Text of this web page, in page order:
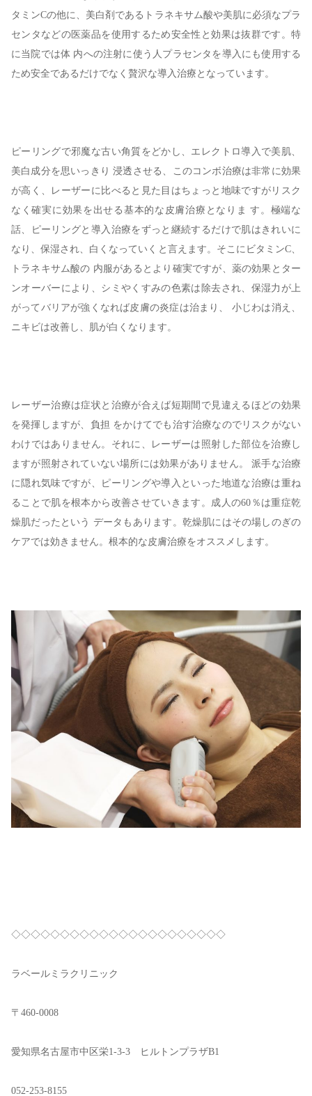
タミンCの他に、美白剤であるトラネキサム酸や美肌に必須なプラ
センタなどの医薬品を使用するため安全性と効果は抜群です。特
に当院では体 内への注射に使う人プラセンタを導入にも使用する
ため安全であるだけでなく贅沢な導入治療となっています。
ピーリングで邪魔な古い角質をどかし、エレクトロ導入で美肌、
美白成分を思いっきり 浸透させる、このコンボ治療は非常に効果
が高く、レーザーに比べると見た目はちょっと地味ですがリスク
なく確実に効果を出せる基本的な皮膚治療となりま す。極端な
話、ピーリングと導入治療をずっと継続するだけで肌はきれいに
なり、保湿され、白くなっていくと言えます。そこにビタミンC、
トラネキサム酸の 内服があるとより確実ですが、薬の効果とター
ンオーバーにより、シミやくすみの色素は除去され、保湿力が上
がってバリアが強くなれば皮膚の炎症は治まり、 小じわは消え、
ニキビは改善し、肌が白くなります。
レーザー治療は症状と治療が合えば短期間で見違えるほどの効果
を発揮しますが、負担 をかけてでも治す治療なのでリスクがない
わけではありません。それに、レーザーは照射した部位を治療し
ますが照射されていない場所には効果がありません。 派手な治療
に隠れ気味ですが、ピーリングや導入といった地道な治療は重ね
ることで肌を根本から改善させていきます。成人の60％は重症乾
燥肌だったという データもあります。乾燥肌にはその場しのぎの
ケアでは効きません。根本的な皮膚治療をオススメします。
◇◇◇◇◇◇◇◇◇◇◇◇◇◇◇◇◇◇◇◇◇◇
ラベールミラクリニック
〒460-0008
愛知県名古屋市中区栄1-3-3 ヒルトンプラザB1
052-253-8155